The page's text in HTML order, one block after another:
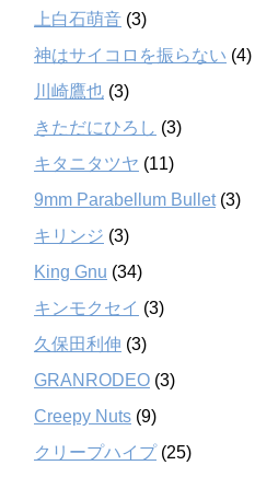
上白石萌音 (3)
神はサイコロを振らない (4)
川崎鷹也 (3)
きただにひろし (3)
キタニタツヤ (11)
9mm Parabellum Bullet(3)
キリンジ (3)
King Gnu (34)
キンモクセイ (3)
久保田利伸 (3)
GRANRODEO (3)
Creepy Nuts (9)
クリープハイプ(25)